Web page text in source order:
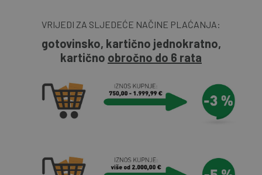
VRIJEDI ZA SLJEDEĆE NAČINE PLAĆANJA:
gotovinsko, kartično jednokratno,
kartično obročno do 6 rata